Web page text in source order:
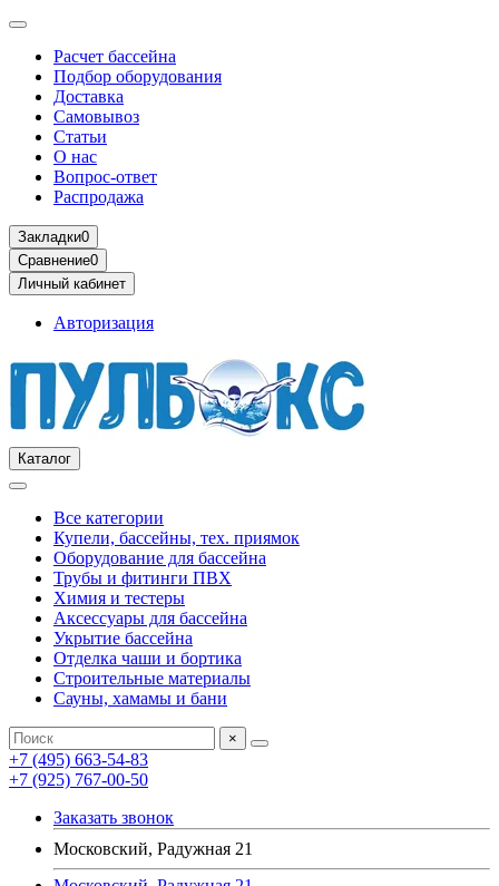
Расчет бассейна
Подбор оборудования
Доставка
Самовывоз
Статьи
О нас
Вопрос-ответ
Распродажа
Закладки0
Сравнение0
Личный кабинет
Авторизация
Каталог
Все категории
Купели, бассейны, тех. приямок
Оборудование для бассейна
Трубы и фитинги ПВХ
Химия и тестеры
Аксессуары для бассейна
Укрытие бассейна
Отделка чаши и бортика
Строительные материалы
Сауны, хамамы и бани
×
+7 (495) 663-54-83
+7 (925) 767-00-50
Заказать звонок
Московский, Радужная 21